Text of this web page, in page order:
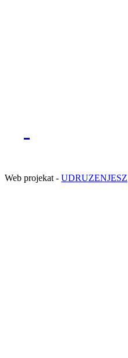
Web projekat - UDRUZENJESZ